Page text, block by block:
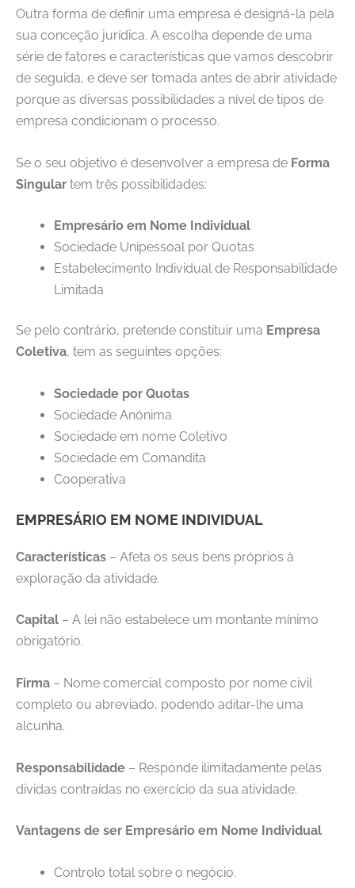
Outra forma de definir uma empresa é designá-la pela
sua conceção jurídica. A escolha depende de uma
série de fatores e características que vamos descobrir
de seguida, e deve ser tomada antes de abrir atividade
porque as diversas possibilidades a nível de tipos de
empresa condicionam o processo.
Se o seu objetivo é desenvolver a empresa de Forma
Singular tem três possibilidades:
Empresário em Nome Individual
Sociedade Unipessoal por Quotas
Estabelecimento Individual de Responsabilidade
Limitada
Se pelo contrário, pretende constituir uma Empresa
Coletiva, tem as seguintes opções:
Sociedade por Quotas
Sociedade Anónima
Sociedade em nome Coletivo
Sociedade em Comandita
Cooperativa
EMPRESÁRIO EM NOME INDIVIDUAL
Características – Afeta os seus bens próprios à
exploração da atividade.
Capital – A lei não estabelece um montante mínimo
obrigatório.
Firma – Nome comercial composto por nome civil
completo ou abreviado, podendo aditar-lhe uma
alcunha.
Responsabilidade – Responde ilimitadamente pelas
dividas contraídas no exercício da sua atividade.
Vantagens de ser Empresário em Nome Individual
Controlo total sobre o negócio.